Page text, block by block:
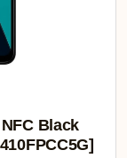
Black